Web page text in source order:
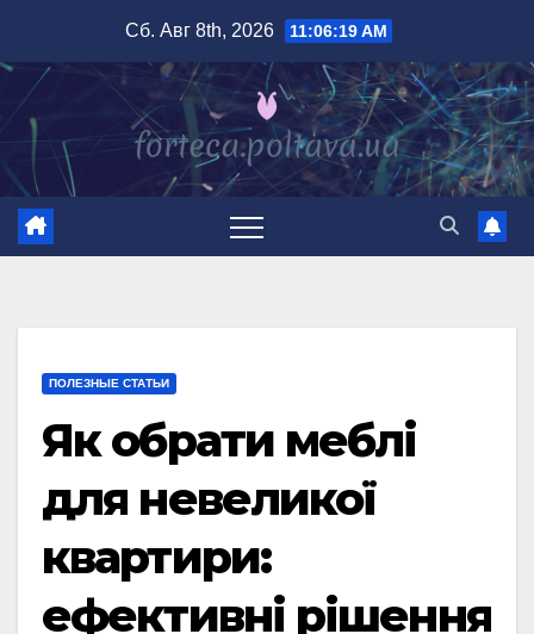
содержимому
Сб. Авг 8th, 2026 11:06:20 AM
ПОЛЕЗНЫЕ СТАТЬИ
Як обрати меблі
для невеликої
квартири:
ефективні рішення